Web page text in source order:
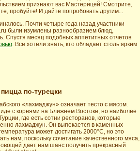
признают вас Мастерицей! Смотрите,
пробуйте! И дайте попробовать другим...
Почти четыре года назад участники
были изумлены разнообразием блюд,
Спустя месяц подобных аппетитных отчетов
. Все хотели знать, кто обладает столь ярким
по-турецки
«лахмаджун» означает тесто с мясом.
с корнями на Ближнем Востоке, но наиболее
где есть сотни ресторанов, которые
лахмаджун. Он выпекается в каменных
может достигать 2000°С, но это
нам, поскольку сочетание качественного мяса,
дает нам шанс получить прекрасный